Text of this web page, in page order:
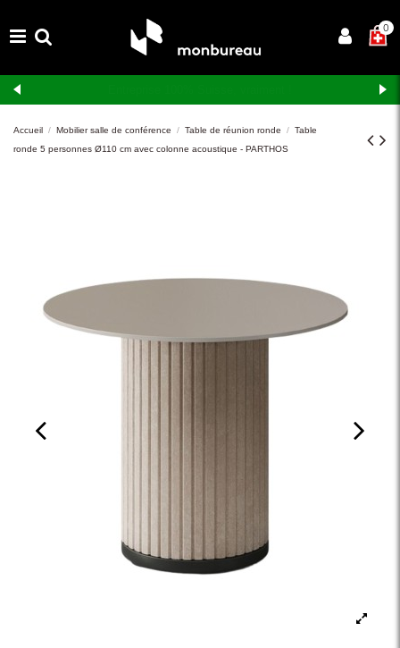
×0
Accueil Mobilier salle de conférence Table de réunion ronde
Table
ronde 5 personnes Ø110 cm avec colonne acoustique - PARTHOS